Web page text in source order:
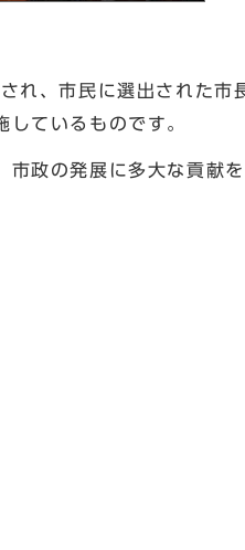
、市民に選出された市
ているものです。
政の発展に多大な貢献を